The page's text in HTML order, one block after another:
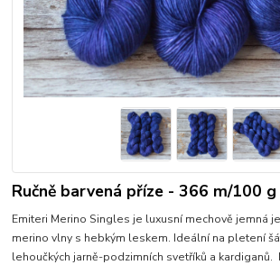
Ručně barvená příze - 366 m/100 g
Emiteri Merino Singles je luxusní mechově jemná
merino vlny s hebkým leskem. Ideální na pletení
lehoučkých jarně-podzimních svetříků a kardiganů.